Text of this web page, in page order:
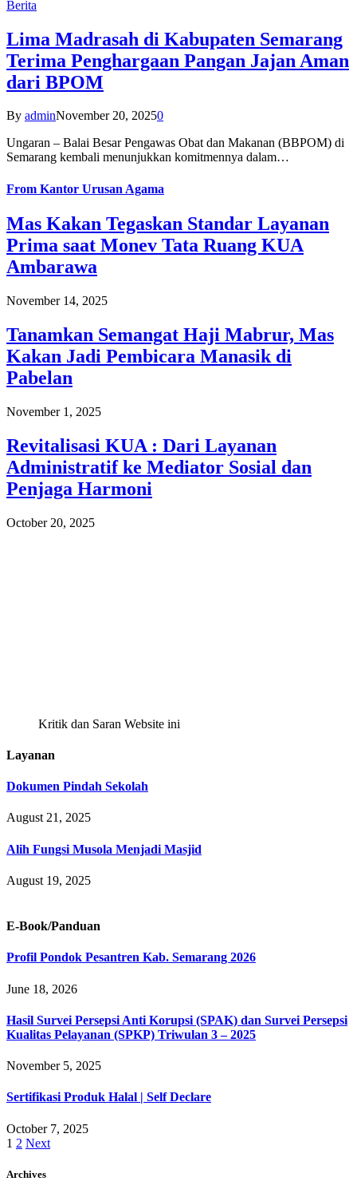
Berita
Lima Madrasah di Kabupaten Semarang
Terima Penghargaan Pangan Jajan Aman
dari BPOM
By adminNovember 20, 20250
Ungaran – Balai Besar Pengawas Obat dan Makanan (BBPOM) di
Semarang kembali menunjukkan komitmennya dalam…
From Kantor Urusan Agama
Mas Kakan Tegaskan Standar Layanan
Prima saat Monev Tata Ruang KUA
Ambarawa
November 14, 2025
Tanamkan Semangat Haji Mabrur, Mas
Kakan Jadi Pembicara Manasik di
Pabelan
November 1, 2025
Revitalisasi KUA : Dari Layanan
Administratif ke Mediator Sosial dan
Penjaga Harmoni
October 20, 2025
Kritik dan Saran Website ini
Layanan
Dokumen Pindah Sekolah
August 21, 2025
Alih Fungsi Musola Menjadi Masjid
August 19, 2025
E-Book/Panduan
Profil Pondok Pesantren Kab. Semarang 2026
June 18, 2026
Hasil Survei Persepsi Anti Korupsi (SPAK) dan Survei Persepsi
Kualitas Pelayanan (SPKP) Triwulan 3 – 2025
November 5, 2025
Sertifikasi Produk Halal | Self Declare
October 7, 2025
1 2 Next
Archives